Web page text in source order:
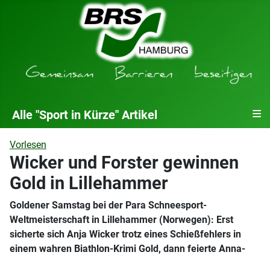
Alle "Sport in Kürze" Artikel ≡
Vorlesen
Wicker und Forster gewinnen
Gold in Lillehammer
Goldener Samstag bei der Para Schneesport-
Weltmeisterschaft in Lillehammer (Norwegen): Erst
sicherte sich Anja Wicker trotz eines Schießfehlers in
einem wahren Biathlon-Krimi Gold, dann feierte Anna-